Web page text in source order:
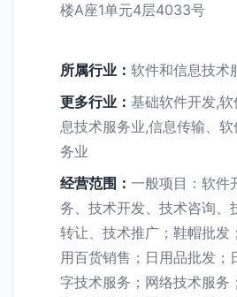
楼A座1单元4层4033号
所属行业： 软件和信息技术
更多行业： 基础软件开发,
息技术服务业,信息传输、
务业
经营范围： 一般项目：软件
务、技术开发、技术咨询、
转让、技术推广；鞋帽批发
用百货销售；日用品批发；
字技术服务；网络技术服务